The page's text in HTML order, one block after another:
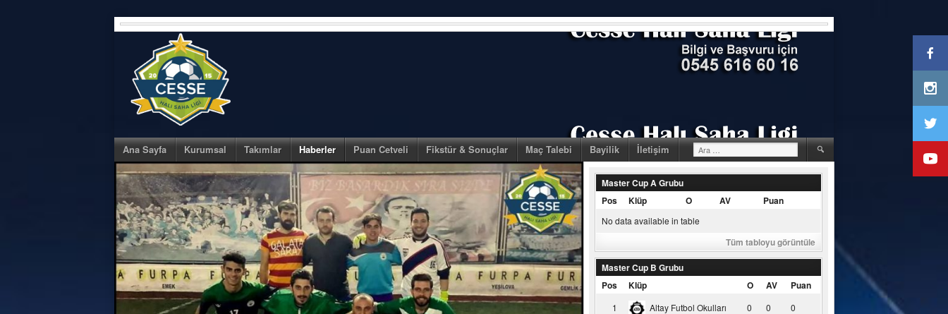
Skip
to
Ana Sayfa Kurumsal Takımlar Haberler Puan Cetveli Fikstür & Sonuçlar Maç Talebi Bayilik İletişim Arama:
Master Cup A Grubu
Pos
Klüp O AV Puan
No data available in table
Tüm tabloyu görüntüle
Master Cup B Grubu
Pos
Klüp O AV Puan
1 Altay Futbol Okulları 0 0 0